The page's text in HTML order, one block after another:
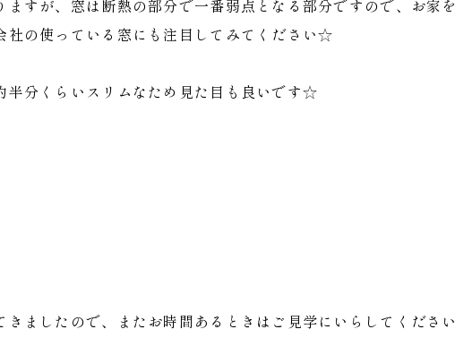
すが、窓は断熱の部分で一番弱点となる部分ですので、お家を
社の使っている窓にも注目してみてください☆
半分くらいスリムなため見た目も良いです☆
ましたので、またお時間あるときはご見学にいらしてください